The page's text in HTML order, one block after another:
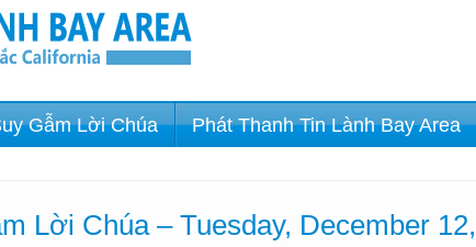
Gẫm Lời Chúa Phát Thanh Tin Lành Bay Area
Lời Chúa – Tuesday, December